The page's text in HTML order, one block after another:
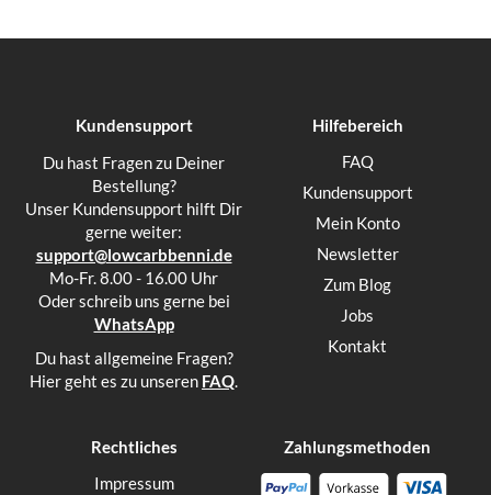
Kundensupport
Du hast Fragen zu Deiner
Bestellung?
Unser Kundensupport hilft Dir
gerne weiter:
support@lowcarbbenni.de
Mo-Fr. 8.00 - 16.00 Uhr
Oder schreib uns gerne bei
WhatsApp
Du hast allgemeine Fragen?
Hier geht es zu unseren FAQ.
Hilfebereich
FAQ
Kundensupport
Mein Konto
Newsletter
Zum Blog
Jobs
Kontakt
Rechtliches
Impressum
Zahlungsmethoden